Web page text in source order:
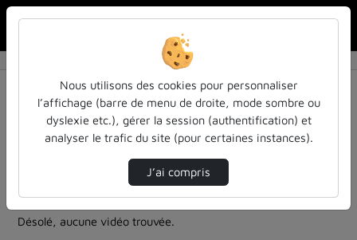
Résultats de la recherche
Filtres actifs (cliquer pour en retirer) :
education
la-chaine-pedagogique
classe-inversee
colloques-et-conferences
la-chaine-pedagogique
1 vidéo trouvée
Désolé, aucune vidéo trouvée.
Nous utilisons des cookies pour personnaliser
l’affichage (barre de menu de droite, mode sombre ou
dyslexie etc.), gérer la session (authentification) et
analyser le trafic du site (pour certaines instances).
J’ai compris